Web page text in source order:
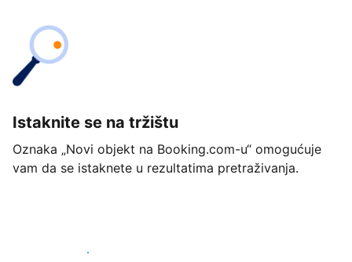
Istaknite se na tržištu
Oznaka „Novi objekt na Booking.com-u“ omogućuje
vam da se istaknete u rezultatima pretraživanja.
Započnite već danas